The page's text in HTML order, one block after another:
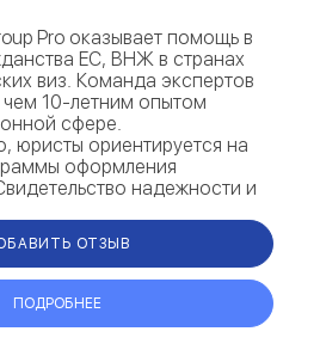
Pro оказывает помощь в
ЕС, ВНЖ в странах
виз. Команда экспертов
чем 10-летним опытом
сфере.
юристы ориентируется на
оформления
надежности и
ОТЗЫВ
ПОДРОБНЕЕ